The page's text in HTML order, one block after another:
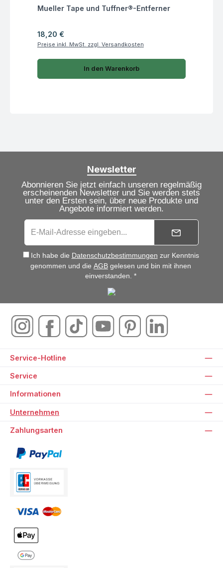
Fragen zum Artikel
Mueller Tape und Tuffner®-Entferner
Regulärer Preis:
18,20 €
Preise inkl. MwSt. zzgl. Versandkosten
In den Warenkorb
Newsletter
Abonnieren Sie jetzt einfach unseren regelmäßig
erscheinenden Newsletter und Sie werden stets
unter den Ersten sein, über neue Produkte und
Angebote informiert werden.
Ich habe die Datenschutzbestimmungen zur Kenntnis
genommen und die AGB gelesen und bin mit ihnen
einverstanden. *
Service-Hotline
Service
Informationen
Unternehmen
Zahlungsarten